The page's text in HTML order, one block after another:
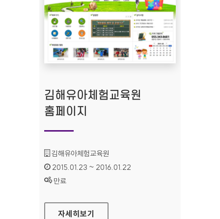
김해유아체험교육원
홈페이지
기관명 :
김해유아체험교육원
인증기간 :
2015.01.23 ~ 2016.01.22
상태 :
만료
김해유아체험교육원 홈페이지
자세히보기